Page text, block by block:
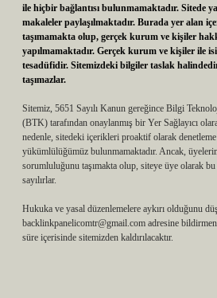
ile hiçbir bağlantısı bulunmamaktadır. Sitede
makaleler paylaşılmaktadır. Burada yer alan
taşımamakta olup, gerçek kurum ve kişiler
yapılmamaktadır. Gerçek kurum ve kişiler ile
tesadüfidir. Sitemizdeki bilgiler taslak
taşımazlar.
Sitemiz, 5651 Sayılı Kanun gereğince Bilgi
(BTK) tarafından onaylanmış bir Yer Sağlayıcı
nedenle, sitedeki içerikleri proaktif olarak denetleme
yükümlülüğümüz bulunmamaktadır. Ancak,
sorumluluğunu taşımakta olup, siteye üye olarak
sayılırlar.
Hukuka ve yasal düzenlemelere aykırı olduğunu
backlinkpanelicomtr@gmail.com adresine
süre içerisinde sitemizden kaldırılacaktır.